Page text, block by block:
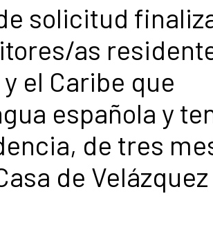
solicitud
as
el Caribe que
española y
de tres
de